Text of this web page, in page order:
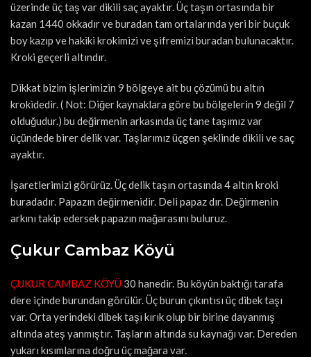
üzerinde üç taş var dikili saç ayaktır. Üç taşın ortasında bir
kazan 1440 okkadır ve buradan tam ortalarında yeri bir buçuk
boy kazıp ve hakiki krokimizi ve şifremizi buradan bulunacaktır.
Kroki geçerli altındır.
Dikkat bizim işlerimizin 9 bölgeye ait bu çözümü bu altın
krokidedir. ( Not: Diğer kaynaklara göre bu bölgelerin 9 değil 7
olduğudur.) bu değirmenin arkasında üç tane taşımız var
üçündede birer delik var. Taşlarımız üçgen şeklinde dikili ve saç
ayaktır.
İşaretlerimizi görürüz. Üç delik taşın ortasında 4 altın kroki
buradadır. Papazın değirmenidir. Deli papaz dır. Değirmenin
arkını takip edersek papazın mağarasını buluruz.
Çukur Cambaz Köyü
ÇUKUR CAMBAZ KÖYÜ 30 hanedir. Bu köyün baktığı tarafa
dere içinde burundan görülür. Üç burun çıkıntısı üç dibek taşı
var. Orta yerindeki dibek taşı kırık olup bir birine dayanmış
altında ateş yanmıştır. Taşların altında su kaynağı var. Dereden
yukarı kısımlarına doğru üç mağara var.